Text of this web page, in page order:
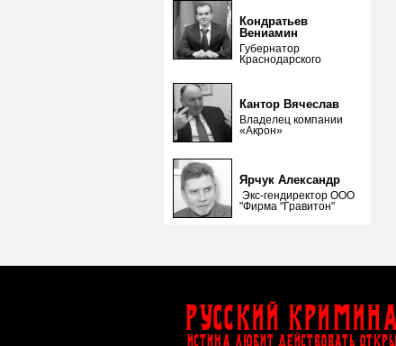
Кондратьев
Вениамин
Губернатор
Краснодарского
Кантор Вячеслав
Владелец компании
«Акрон»
Ярчук Александр
Экс-гендиректор ООО
"Фирма "Гравитон"
Русский
ИСТИНА ЛЮБИТ ДЕЙСТВОВАТЬ